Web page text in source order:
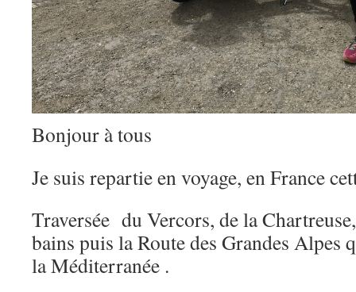
Bonjour à tous
Je suis repartie en voyage, en France
Traversée du Vercors, de la
bains puis la Route des Grandes Alpes
la Méditerranée .